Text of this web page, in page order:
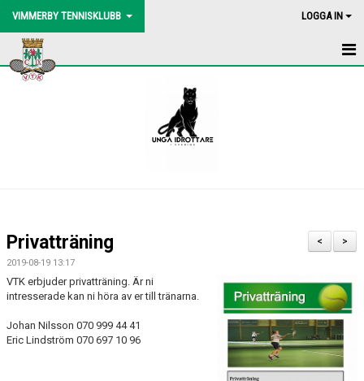
VIMMERBY TENNISKLUBB LOGGA IN
HEM
UTEBANORNA
AKTIVITETER
KONTAKT
>
<
Privatträning
2019-08-19 13:17
VTK erbjuder privatträning. Är ni
intresserade kan ni höra av er till tränarna.
Johan Nilsson 070 999 44 41
Eric Lindström 070 697 10 96